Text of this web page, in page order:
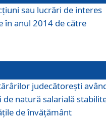
sau lucrări de interes
în anul 2014 de către
judecătoreşti
natură salarială
de învăţământ